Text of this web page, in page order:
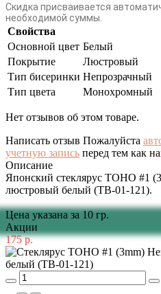
Скидка присваивается
необходимой суммы.
Свойства
Основной цвет Белый
Покрытие
Люстровый
Тип бисеринки Непрозрачный
Тип цвета
Монохромный
Нет отзывов об этом товаре.
Написать отзыв Пожалуйста
учетную запись перед тем как
Описание
Японский стеклярус TOHO #1
люстровый белый (TB-01-121).
Цена указана за 10 гр.
Акции
175 р.